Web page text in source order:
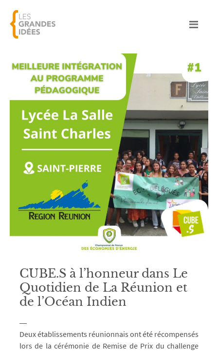
CUBE.S à l’honneur dans Le
Quotidien de La Réunion et
de l’Océan Indien
Deux établissements réunionnais ont été récompensés
lors de la cérémonie de Remise de Prix du challenge